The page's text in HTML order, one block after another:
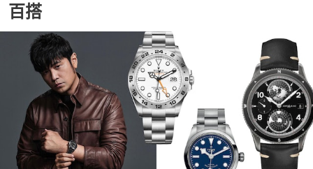
百搭